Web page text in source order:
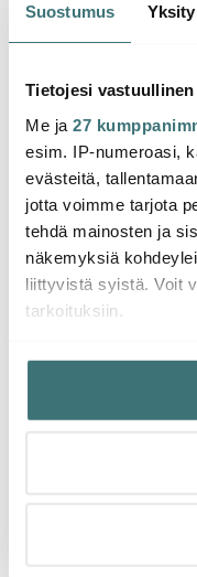
Suostumus
Tietojesi
Me ja 27
esim. IP-numeroasi,
evästeitä,
jotta voimme tarjota
tehdä mainosten ja
näkemyksiä
liittyvistä syistä. Voit
tarkoituksiin.
Jos sallit, haluamme
Kerätä tietoja
mahdollisesti
aktiivisesti
Printworks
Vauva-albumi Dream
Big Little One
42.21 €